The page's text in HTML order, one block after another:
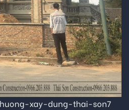
xay-dung-thai-son7